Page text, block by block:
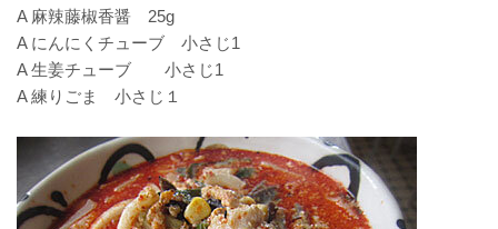
A 麻辣藤椒香醤 25g
A にんにくチューブ 小さじ1
A 生姜チューブ 小さじ1
A 練りごま 小さじ１